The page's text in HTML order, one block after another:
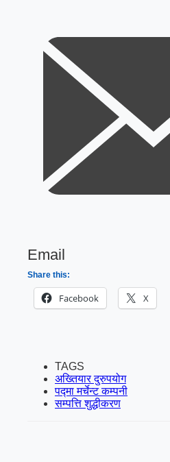
Email
Share this:
Facebook X
TAGS
अख्तियार दुरुपयोग
पद्मा मर्चेन्ट कम्पनी
सम्पत्ति शुद्धीकरण